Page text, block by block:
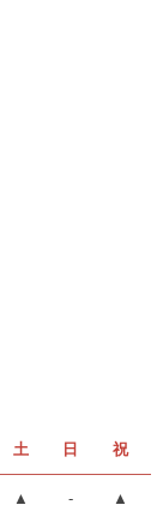
土 日 祝
▲ - ▲